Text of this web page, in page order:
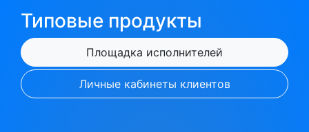
Типовые продукты
Площадка исполнителей
Личные кабинеты клиентов